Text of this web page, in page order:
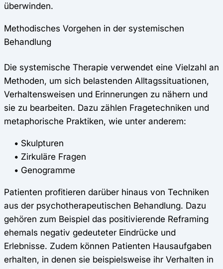
überwinden.
Methodisches Vorgehen in der systemischen
Behandlung
Die systemische Therapie verwendet eine Vielzahl an
Methoden, um sich belastenden Alltagssituationen,
Verhaltensweisen und Erinnerungen zu nähern und
sie zu bearbeiten. Dazu zählen Fragetechniken und
metaphorische Praktiken, wie unter anderem:
• Skulpturen
• Zirkuläre Fragen
• Genogramme
Patienten profitieren darüber hinaus von Techniken
aus der psychotherapeutischen Behandlung. Dazu
gehören zum Beispiel das positivierende Reframing
ehemals negativ gedeuteter Eindrücke und
Erlebnisse. Zudem können Patienten Hausaufgaben
erhalten, in denen sie beispielsweise ihr Verhalten in